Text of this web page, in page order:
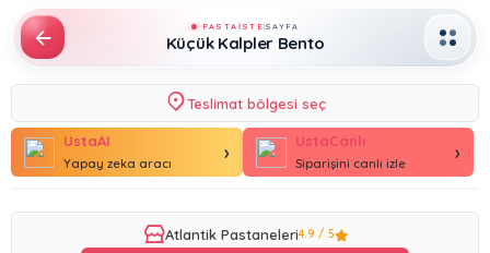
Bugün Teslim
Butik Pastalar
Yetişkin Pastaları
PASTAİSTESAYFA
Küçük Kalpler Bento
Teslimat bölgesi seç
UstaAI
Yapay zeka aracı › UstaCanlı
Siparişini canlı izle ›
Atlantik Pastaneleri4.9 / 5